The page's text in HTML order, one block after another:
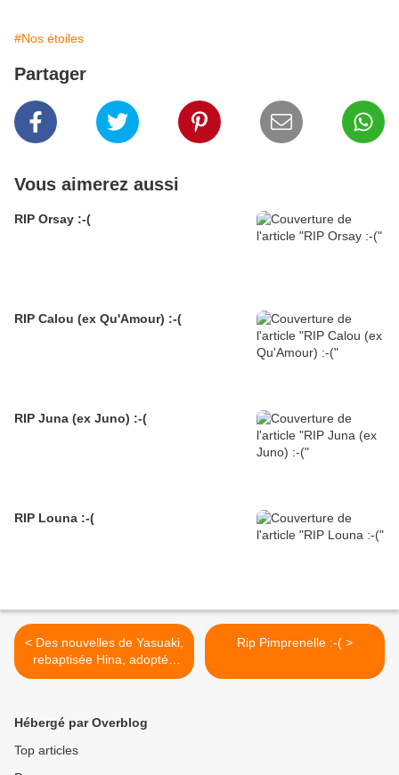
#Nos étoiles
Partager
Vous aimerez aussi
RIP Orsay :-(
RIP Calou (ex Qu'Amour) :-(
RIP Juna (ex Juno) :-(
RIP Louna :-(
< Des nouvelles de Yasuaki,
rebaptisée Hina, adoptée
en juin 2024
Rip Pimprenelle :-( >
Hébergé par Overblog
Top articles